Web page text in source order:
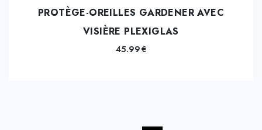
PROTÈGE-OREILLES GARDENER AVEC
VISIÈRE PLEXIGLAS
45.99€